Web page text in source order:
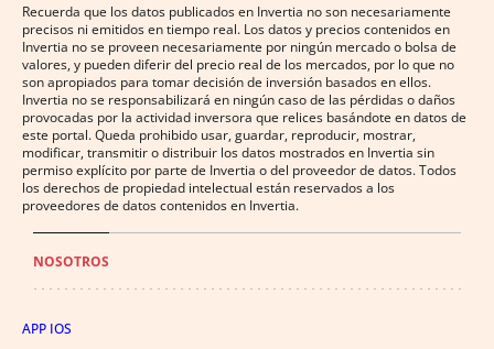
Recuerda que los datos publicados en Invertia no son necesariamente
precisos ni emitidos en tiempo real. Los datos y precios contenidos en
Invertia no se proveen necesariamente por ningún mercado o bolsa de
valores, y pueden diferir del precio real de los mercados, por lo que no
son apropiados para tomar decisión de inversión basados en ellos.
Invertia no se responsabilizará en ningún caso de las pérdidas o daños
provocadas por la actividad inversora que relices basándote en datos de
este portal. Queda prohibido usar, guardar, reproducir, mostrar,
modificar, transmitir o distribuir los datos mostrados en Invertia sin
permiso explícito por parte de Invertia o del proveedor de datos. Todos
los derechos de propiedad intelectual están reservados a los
proveedores de datos contenidos en Invertia.
NOSOTROS
APP IOS